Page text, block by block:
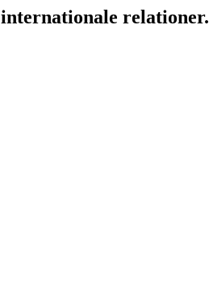
relationer.